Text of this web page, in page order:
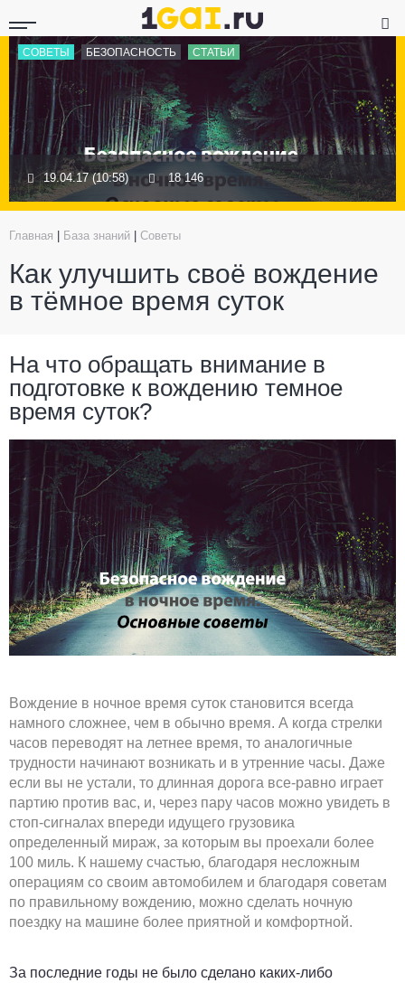
СОВЕТЫ БЕЗОПАСНОСТЬ СТАТЬИ
19.04.17 (10:58) 18 146
Главная База знаний Советы
Как улучшить своё вождение
в тёмное время суток
На что обращать внимание в
подготовке к вождению темное
время суток?
Вождение в ночное время суток становится всегда
намного сложнее, чем в обычно время. А когда стрелки
часов переводят на летнее время, то аналогичные
трудности начинают возникать и в утренние часы. Даже
если вы не устали, то длинная дорога все-равно играет
партию против вас, и, через пару часов можно увидеть в
стоп-сигналах впереди идущего грузовика
определенный мираж, за которым вы проехали более
100 миль. К нашему счастью, благодаря несложным
операциям со своим автомобилем и благодаря советам
по правильному вождению, можно сделать ночную
поездку на машине более приятной и комфортной.
За последние годы не было сделано каких-либо